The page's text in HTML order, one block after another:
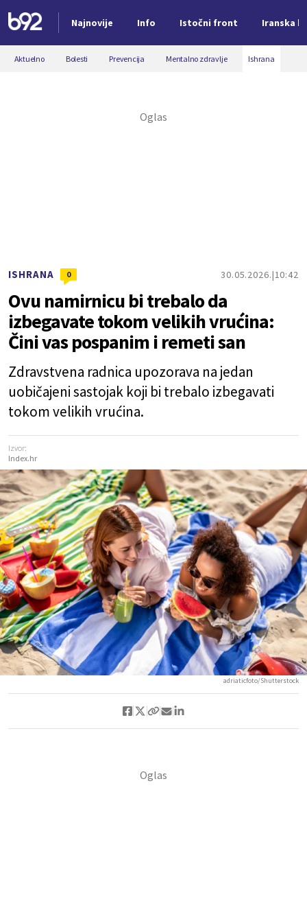
Najnovije Info Istočni front Iranska
Nova vest
Aktuelno Bolesti Prevencija Mentalno zdravlje Ishrana
ISHRANA 0 30.05.2026. 10:42
Ovu namirnicu bi trebalo da
izbegavate tokom velikih vrućina:
Čini vas pospanim i remeti san
Zdravstvena radnica upozorava na jedan
uobičajeni sastojak koji bi trebalo izbegavati
tokom velikih vrućina.
Izvor:
Index.hr
adriaticfoto/Shutterstock